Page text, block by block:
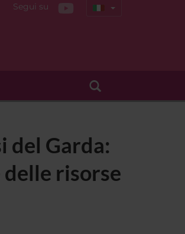
Segui su
del Garda:
risorse